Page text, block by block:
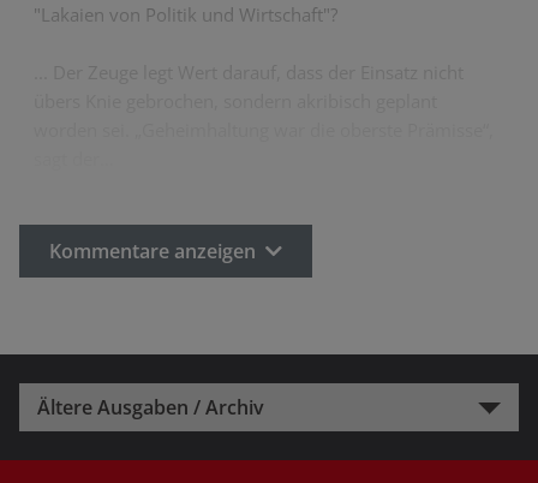
"Lakaien von Politik und Wirtschaft"?
Kommentare anzeigen
Ältere Ausgaben / Archiv